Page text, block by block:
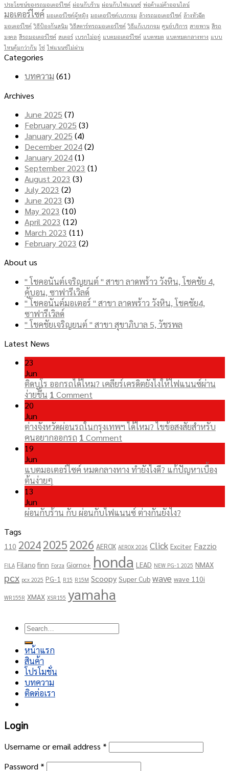
ประโยชน์ของรถมอเตอร์ไซค์ ผ่อนกับร้าน ผ่อนกับไฟแนนซ์ พ่อค้าแม่ค้าออนไลน์
มอเตอร์ไซค์ มอเตอร์ไซค์ผู้หญิง มอเตอร์ไซค์เบรกจม ล้างรถมอเตอร์ไซค์ ล้างหัวฉีด
มอเตอร์ไซค์ วิธีป้องกันสนิม วิธีสตาร์ทรถมอเตอร์ไซค์ วิธีแก้เบรกจม ศูนย์บริการ สายพาน สีรถ
มงคล สีรถมอเตอร์ไซค์ สเตอร์ เบรกไม่อยู่ แบตมอเตอร์ไซค์ แบตหมด แบตหมดกลางทาง แบบ
ไหนคุ้มกว่ากัน โซ่ ไฟแนนซ์ไม่ผ่าน
Categories
บทความ (61)
Archives
June 2025 (7)
February 2025 (3)
January 2025 (4)
December 2024(2)
January 2024(1)
September 2023 (1)
August 2023 (3)
July 2023 (2)
June 2023 (3)
May 2023 (10)
April 2023 (12)
March 2023 (11)
February 2023 (2)
About us
" โชคอนันต์เจริญยนต์ " สาขา ลาดพร้าว วังหิน, โชคชัย 4,
คู้บอน, ซาฟารีเวิลด์
" โชคอนันต์มอเตอร์ " สาขา ลาดพร้าว วังหิน, โชคชัย4,
ซาฟารีเวิลด์
" โชคชัยเจริญยนต์ " สาขา สุขาภิบาล 5, วัชรพล
Latest News
23
Jun
ติดบูโร ออกรถได้ไหม? เคลียร์เครดิตยังไงให้ไฟแนนซ์ผ่าน
ง่ายขึ้น 1 Comment
20
Jun
ต่างจังหวัดผ่อนรถในกรุงเทพฯ ได้ไหม? ไขข้อสงสัยสำหรับ
คนอยากออกรถ 1 Comment
19
Jun
แบตมอเตอร์ไซค์ หมดกลางทาง ทำยังไงดี? แก้ปัญหาเบื้อง
ต้นง่ายๆ
13
Jun
ผ่อนกับร้าน กับ ผ่อนกับไฟแนนซ์ ต่างกันยังไง?
Tags
110 202420252026 AEROX AEROX 2026 Click Exciter Fazzio
FILA Filano finn Forza Giorno+ honda LEAD NEW PG-1 2025 NMAX
pcx pcx 2025 PG-1 R15 R15M Scoopy Super Cub wave wave 110i
WR155R XMAX XSR155 yamaha
Search
for:
หน้าแรก
สินค้า
โปรโมชั่น
บทความ
ติดต่อเรา
Login
Username or email address *
Password *